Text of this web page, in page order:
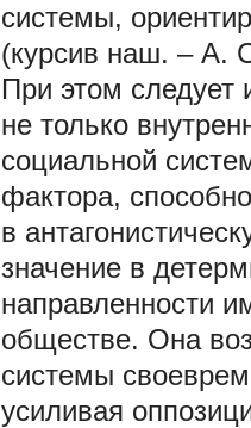
системы,
(курсив наш. – А.
При этом следует
не только
социальной
фактора,
в
значение в
направленности
обществе. Она
системы
усиливая